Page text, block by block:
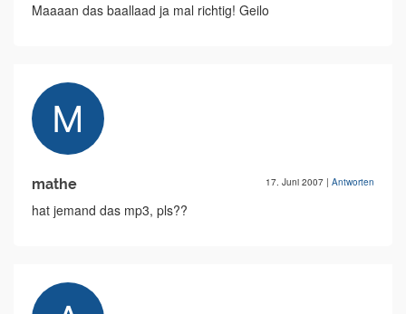
Maaaan das baallaad ja mal richtig! Geilo
mathe 17. Juni 2007 | Antworten
hat jemand das mp3, pls??